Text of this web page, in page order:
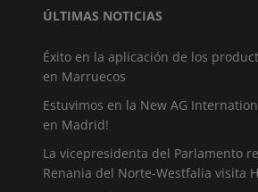
ÚLTIMAS NOTICIAS
Éxito en la aplicación de los
en Marruecos
Estuvimos en la New AG
en Madrid!
La vicepresidenta del Parlamento
Renania del Norte-Westfalia visita